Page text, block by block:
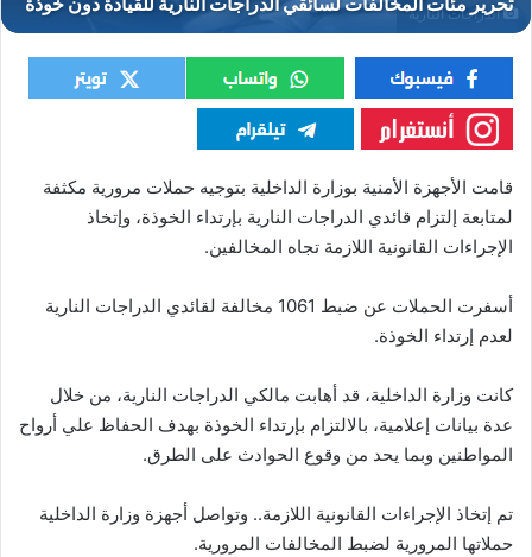
الدراجات النارية
قامت الأجهزة الأمنية بوزارة الداخلية بتوجيه حملات مرورية مكثفة
لمتابعة إلتزام قائدي الدراجات النارية بإرتداء الخوذة، وإتخاذ
الإجراءات القانونية اللازمة تجاه المخالفين.
أسفرت الحملات عن ضبط 1061 مخالفة لقائدي الدراجات النارية
لعدم إرتداء الخوذة.
كانت وزارة الداخلية، قد أهابت مالكي الدراجات النارية، من خلال
عدة بيانات إعلامية، بالالتزام بإرتداء الخوذة بهدف الحفاظ علي أرواح
المواطنين وبما يحد من وقوع الحوادث على الطرق.
تم إتخاذ الإجراءات القانونية اللازمة.. وتواصل أجهزة وزارة الداخلية
حملاتها المرورية لضبط المخالفات المرورية.